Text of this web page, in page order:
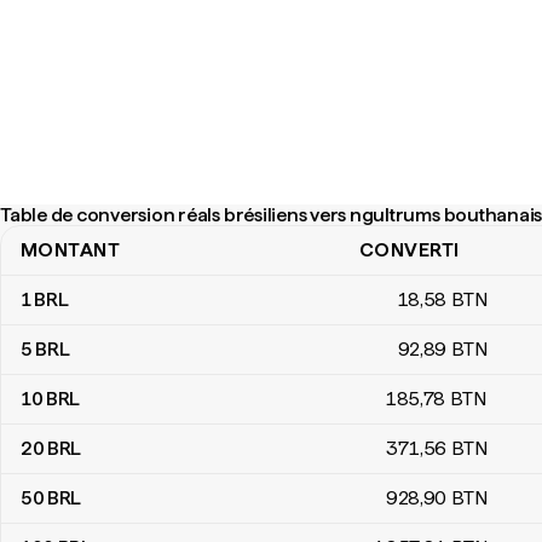
Table de conversion réals brésiliens vers ngultrums bouthanais
Table de conversion réals brésiliens vers ngultrums bouthanais
MONTANT CONVERTI
1BRL 18,58 BTN
5 BRL 92,89 BTN
10 BRL 185,78 BTN
20 BRL 371,56 BTN
50 BRL 928,90 BTN